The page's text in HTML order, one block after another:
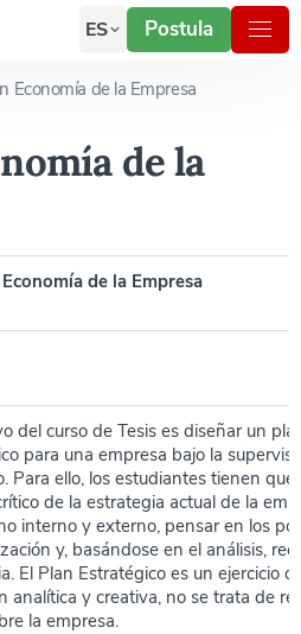
ES Postula
Economía de la Empresa
de la
de la Empresa
del curso de Tesis es diseñar un
para una empresa bajo la
Para ello, los estudiantes tienen
de la estrategia actual de la
interno y externo, pensar en los
y, basándose en el análisis,
El Plan Estratégico es un ejercicio
analítica y creativa, no se trata de
la empresa.